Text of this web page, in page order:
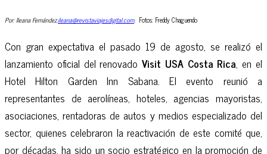
Por: Ileana Fernández.ileana@revistaviajesdigital.com. Fotos: Freddy Chaguendo
Con gran expectativa el pasado 19 de agosto, se realizó el
lanzamiento oficial del renovadoVisit USA Costa Rica, en el
Hotel Hilton Garden Inn Sabana. El evento reunió a
representantes de aerolíneas, hoteles, agencias mayoristas,
asociaciones, rentadoras de autos y medios especializado del
sector, quienes celebraron la reactivación de este comité que,
por décadas, ha sido un socio estratégico en la promoción de